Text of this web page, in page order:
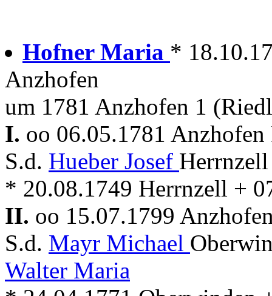
Hofner Maria *
Anzhofen
um 1781 Anzhofen 1
I. oo 06.05.1781
S.d. Hueber Josef
* 20.08.1749 Herrnzell +
II. oo 15.07.1799
S.d. Mayr Michael
Walter Maria